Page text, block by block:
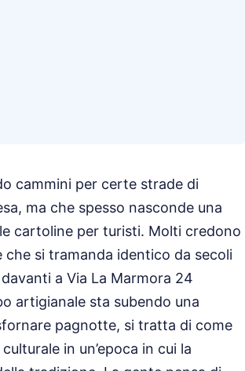
cammini per certe strade di
ma che spesso nasconde una
cartoline per turisti. Molti credono
si tramanda identico da secoli
a Via La Marmora 24
artigianale sta subendo una
pagnotte, si tratta di come
in un’epoca in cui la